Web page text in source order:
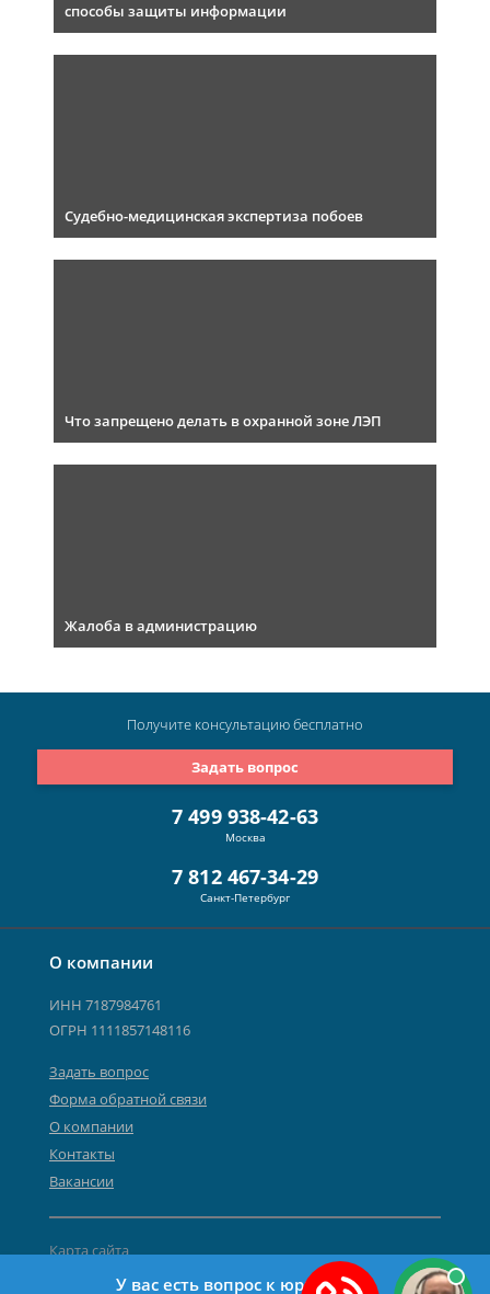
способы защиты информации
Судебно-медицинская экспертиза побоев
Что запрещено делать в охранной зоне ЛЭП
Жалоба в администрацию
О компании
ИНН 7187984761
ОГРН 1111857148116
Задать вопрос
Форма обратной связи
О компании
Контакты
Вакансии
Карта сайта
Политика персональных данных
7 499 938-42-63
Москва
7 812 467-34-29
Санкт-Петербург
Задать вопрос
Получите консультациюбесплатно
У вас есть вопрос к юристу?